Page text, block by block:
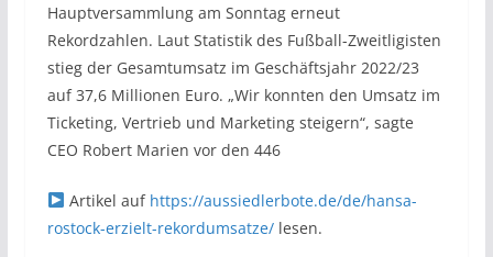
Hauptversammlung am Sonntag erneut
Rekordzahlen. Laut Statistik des Fußball-Zweitligisten
stieg der Gesamtumsatz im Geschäftsjahr 2022/23
auf 37,6 Millionen Euro. „Wir konnten den Umsatz im
Ticketing, Vertrieb und Marketing steigern“, sagte
CEO Robert Marien vor den 446
Artikel auf https://aussiedlerbote.de/de/hansa-
rostock-erzielt-rekordumsatze/lesen.